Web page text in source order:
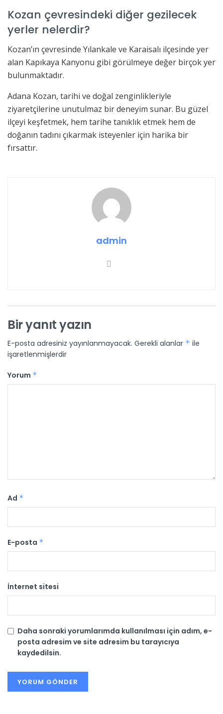
Kozan çevresindeki diğer gezilecek
yerler nelerdir?
Kozan’ın çevresinde Yılankale ve Karaisalı ilçesinde yer
alan Kapıkaya Kanyonu gibi görülmeye değer birçok yer
bulunmaktadır.
Adana Kozan, tarihi ve doğal zenginlikleriyle
ziyaretçilerine unutulmaz bir deneyim sunar. Bu güzel
ilçeyi keşfetmek, hem tarihe tanıklık etmek hem de
doğanın tadını çıkarmak isteyenler için harika bir
fırsattır.
admin
Bir yanıt yazın
E-posta adresiniz yayınlanmayacak. Gerekli alanlar * ile
işaretlenmişlerdir
Yorum *
Ad *
E-posta *
İnternet sitesi
Daha sonraki yorumlarımda kullanılması için adım, e-
posta adresim ve site adresim bu tarayıcıya
kaydedilsin.